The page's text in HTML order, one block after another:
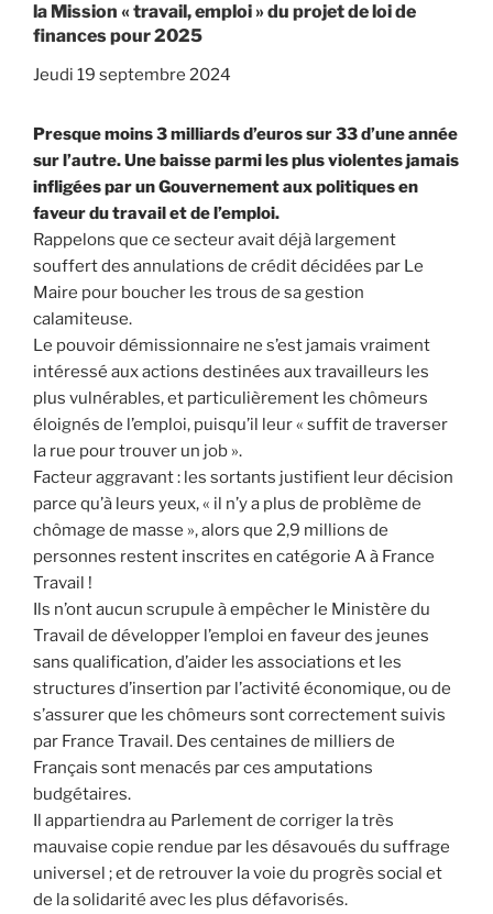
la Mission « travail, emploi » du projet de loi de
finances pour 2025
Jeudi 19 septembre 2024
Presque moins 3 milliards d’euros sur 33 d’une année
sur l’autre. Une baisse parmi les plus violentes jamais
infligées par un Gouvernement aux politiques en
faveur du travail et de l’emploi.
Rappelons que ce secteur avait déjà largement
souffert des annulations de crédit décidées par Le
Maire pour boucher les trous de sa gestion
calamiteuse.
Le pouvoir démissionnaire ne s’est jamais vraiment
intéressé aux actions destinées aux travailleurs les
plus vulnérables, et particulièrement les chômeurs
éloignés de l’emploi, puisqu’il leur « suffit de traverser
la rue pour trouver un job ».
Facteur aggravant : les sortants justifient leur décision
parce qu’à leurs yeux, « il n’y a plus de problème de
chômage de masse », alors que 2,9 millions de
personnes restent inscrites en catégorie A à France
Travail !
Ils n’ont aucun scrupule à empêcher le Ministère du
Travail de développer l’emploi en faveur des jeunes
sans qualification, d’aider les associations et les
structures d’insertion par l’activité économique, ou de
s’assurer que les chômeurs sont correctement suivis
par France Travail. Des centaines de milliers de
Français sont menacés par ces amputations
budgétaires.
Il appartiendra au Parlement de corriger la très
mauvaise copie rendue par les désavoués du suffrage
universel ; et de retrouver la voie du progrès social et
de la solidarité avec les plus défavorisés.